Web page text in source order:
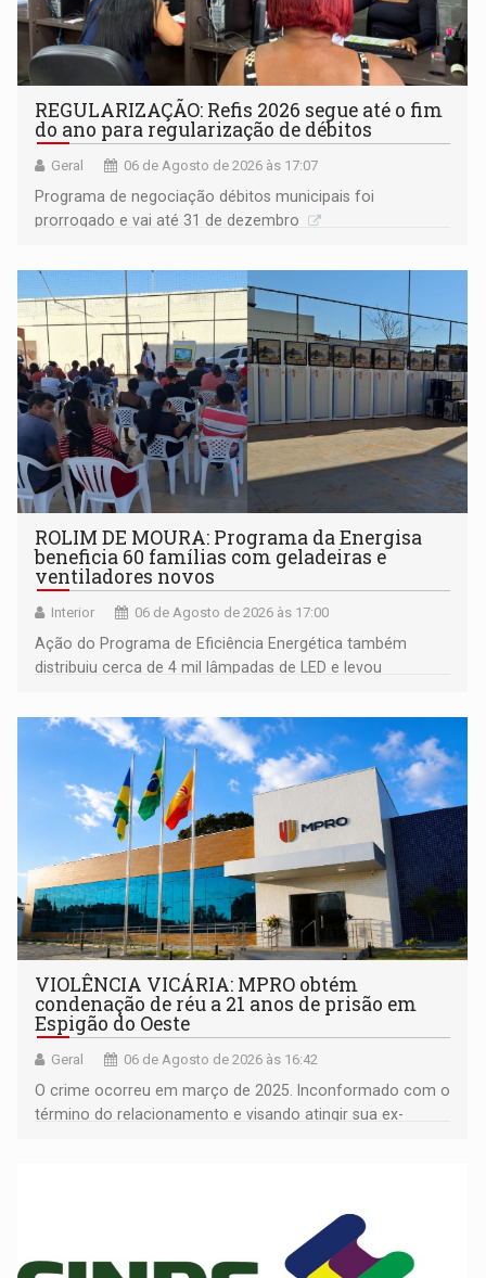
REGULARIZAÇÃO: Refis 2026 segue até o fim
do ano para regularização de débitos
Geral 06 de Agosto de 2026 às 17:07
Programa de negociação débitos municipais foi
prorrogado e vai até 31 de dezembro
ROLIM DE MOURA: Programa da Energisa
beneficia 60 famílias com geladeiras e
ventiladores novos
Interior 06 de Agosto de 2026 às 17:00
Ação do Programa de Eficiência Energética também
distribuiu cerca de 4 mil lâmpadas de LED e levou
comunidade
VIOLÊNCIA VICÁRIA: MPRO obtém
condenação de réu a 21 anos de prisão em
Espigão do Oeste
Geral 06 de Agosto de 2026 às 16:42
O crime ocorreu em março de 2025. Inconformado com o
término do relacionamento e visando atingir sua ex-